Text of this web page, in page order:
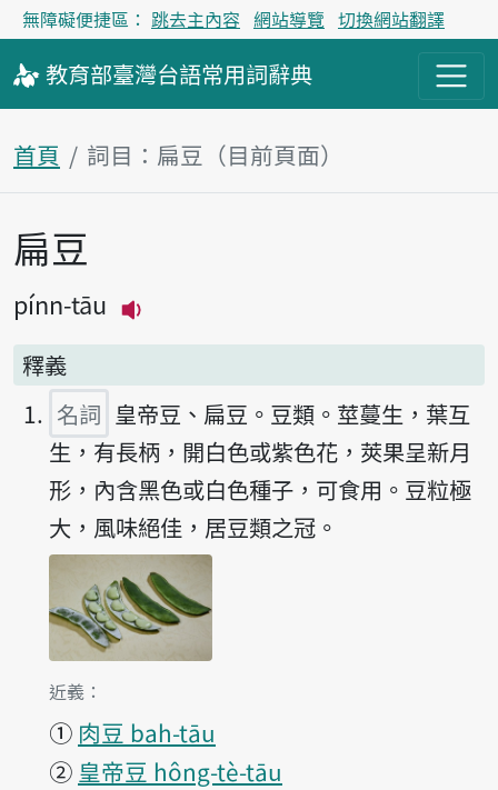
無障礙便捷區： 跳去主內容 網站導覽 切換網站翻譯
教育部臺灣台語常用詞辭典
首頁 詞目：扁豆（目前頁面）
主內容區塊
扁豆
pínn-tāu
釋義
名詞 皇帝豆、扁豆。豆類。莖蔓生，葉互
生，有長柄，開白色或紫色花，莢果呈新月
形，內含黑色或白色種子，可食用。豆粒極
大，風味絕佳，居豆類之冠。
第1項釋義的
近義：
① 肉豆 bah-tāu
② 皇帝豆 hông-tè-tāu